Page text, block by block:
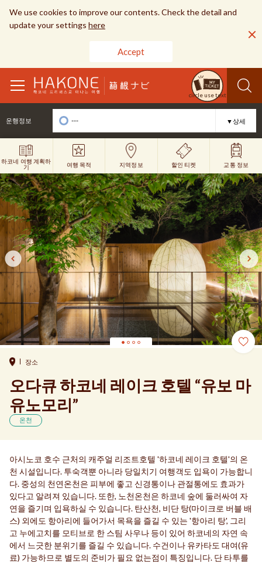
We use cookies to improve our contents. Check the detail and
update your settings here
Accept
circle use text
toggle
navigation
운행정보 --- ▼상세
하코네 여행 계획하
기
여행 목적 지역정보 할인 티켓 교통 정보
장소
오다큐 하코네 레이크 호텔 “유보 마
유노모리”
온천
아시노코 호수 근처의 캐주얼 리조트호텔 '하코네 레이크 호텔'의 온
천 시설입니다. 투숙객뿐 아니라 당일치기 여행객도 입욕이 가능합니
다. 중성의 천연온천은 피부에 좋고 신경통이나 관절통에도 효과가
있다고 알려져 있습니다. 또한, 노천온천은 하코네 숲에 둘러싸여 자
연을 즐기며 입욕하실 수 있습니다. 탄산천, 비단 탕(마이크로 버블 배
스) 외에도 항아리에 들어가서 목욕을 즐길 수 있는 '항아리 탕', 그리
고 누에고치를 모티브로 한 스팀 사우나 등이 있어 하코네의 자연 속
에서 느긋한 분위기를 즐길 수 있습니다. 수건이나 유카타도 대여(유
료) 가능하므로 별도의 준비가 필요 없는점이 특징입니다. 단 타투를